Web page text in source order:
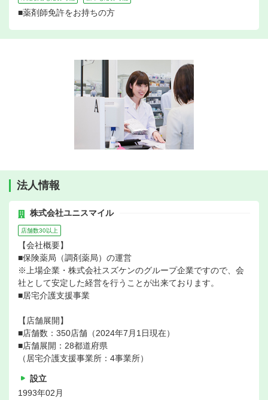
■薬剤師免許をお持ちの方
法人情報
株式会社ユニスマイル
店舗数30以上
【会社概要】
■保険薬局（調剤薬局）の運営
※上場企業・株式会社スズケンのグループ企業ですので、会
社として安定した経営を行うことが出来ております。
■居宅介護支援事業
【店舗展開】
■店舗数：350店舗（2024年7月1日現在）
■店舗展開：28都道府県
（居宅介護支援事業所：4事業所）
設立
1993年02月